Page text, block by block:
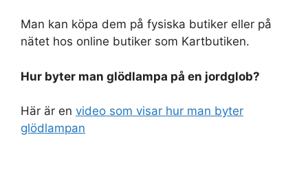
Man kan köpa dem på fysiska butiker eller på
nätet hos online butiker som Kartbutiken.
Hur byter man glödlampa på en jordglob?
Här är en video som visar hur man byter
glödlampan